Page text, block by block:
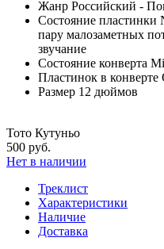
Жанр Российский -
Состояние пластинки
пару малозаметных
звучание
Состояние конверта
Пластинок в конверте
Размер 12 дюймов
Тото Кутуньо
500 руб.
Нет в наличии
Треклист
Характеристики
Наличие
Доставка